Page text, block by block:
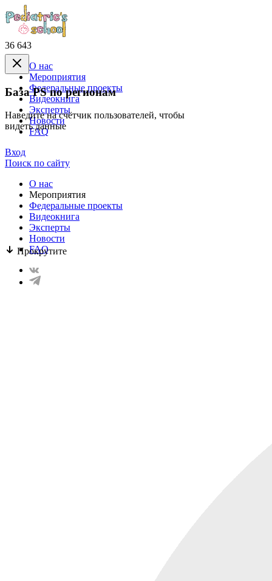
36 643
База PS по регионам
Наведите на счётчик пользователей, чтобы
видеть данные
Прокрутите
О нас
Mероприятия
Федеральные проекты
Видеокнига
Эксперты
Новости
FAQ
Вход
Поиск по сайту
О нас
Mероприятия
Федеральные проекты
Видеокнига
Эксперты
Новости
FAQ